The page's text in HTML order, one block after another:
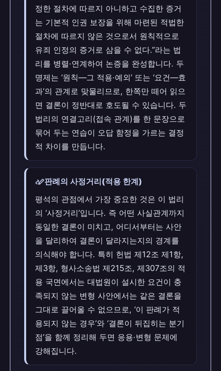
정한 절차에 따르지 아니하고 수집한 증거
는 기본적 인권 보장을 위해 마련된 적법한
절차에 따르지 않은 것으로서 원칙적으로
유죄 인정의 증거로 삼을 수 없다.”라는 법
리를 병렬·연계하여 논증을 완성합니다. 두
명제는 ‘원칙—그 적용·예외’ 또는 ‘요건—효
과’의 관계로 맞물리므로, 한쪽만 떼어 읽으
면 결론이 정반대로 호도될 수 있습니다. 두
법리의 연결고리(접속 관계)를 한 문장으로
묶어 두는 연습이 오답 함정을 가르는 결정
적 차이를 만듭니다.
stylus_note판례의 사정거리(적용 한계)
평석의 관점에서 가장 중요한 것은 이 법리
의 ‘사정거리’입니다. 즉 어떤 사실관계까지
동일한 결론이 미치고, 어디서부터는 사안
을 달리하여 결론이 달라지는지의 경계를
의식해야 합니다. 특히 헌법 제12조 제1항,
제3항, 형사소송법 제215조, 제307조의 적
용 국면에서는 대법원이 설시한 요건이 충
족되지 않는 변형 사안에서는 같은 결론을
그대로 끌어올 수 없으므로, ‘이 판례가 적
용되지 않는 경우’와 ‘결론이 뒤집히는 분기
점’을 함께 정리해 두면 응용·변형 문제에
강해집니다.